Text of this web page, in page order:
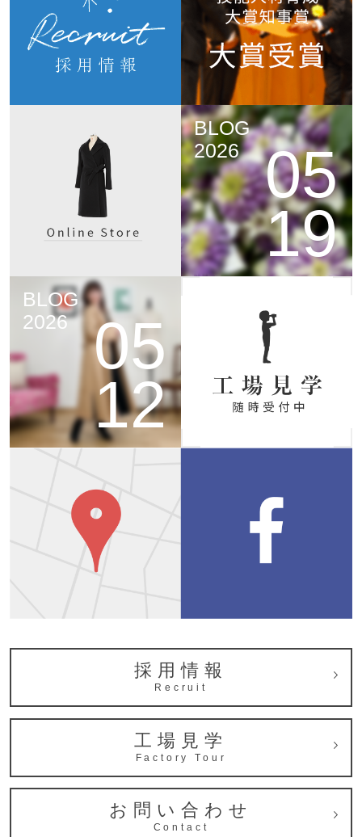
BLOG
2026
05
19
BLOG
2026
05
12
採用情報
Recruit
工場見学
Factory Tour
お問い合わせ
Contact